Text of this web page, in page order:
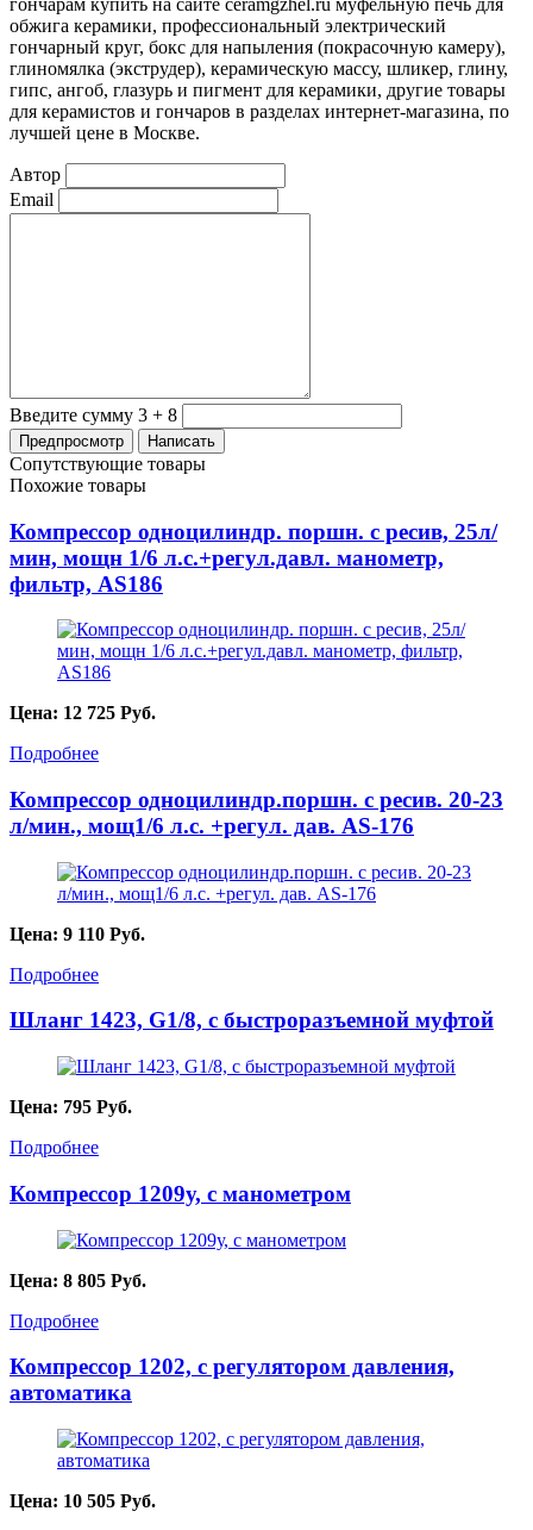
обжига керамики, профессиональный электрический
гончарный круг, бокс для напыления (покрасочную камеру),
глиномялка (экструдер), керамическую массу, шликер, глину,
гипс, ангоб, глазурь и пигмент для керамики, другие товары
для керамистов и гончаров в разделах интернет-магазина, по
лучшей цене в Москве.
Автор
Email
Введите сумму 3 + 8
Сопутствующие товары
Похожие товары
Компрессор одноцилиндр. поршн. c ресив, 25л/
мин, мощн 1/6 л.с.+регул.давл. манометр,
фильтр, AS186
Цена: 12 725 Руб.
Подробнее
Компрессор одноцилиндр.поршн. с ресив. 20-23
л/мин., мощ1/6 л.с. +регул. дав. AS-176
Цена: 9 110 Руб.
Подробнее
Шланг 1423, G1/8, с быстроразъемной муфтой
Цена: 795 Руб.
Подробнее
Компрессор 1209у, с манометром
Цена: 8 805 Руб.
Подробнее
Компрессор 1202, с регулятором давления,
автоматика
Цена: 10 505 Руб.